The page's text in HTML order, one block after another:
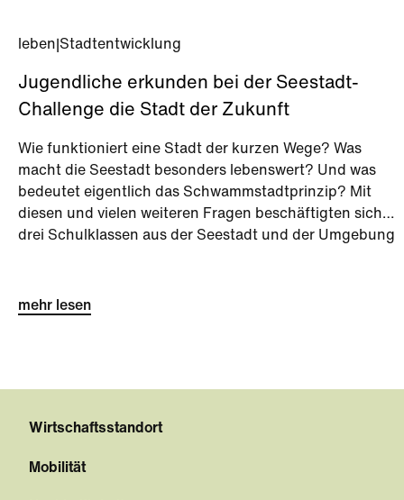
leben Stadtentwicklung
Jugendliche erkunden bei der Seestadt-
Challenge die Stadt der Zukunft
Wie funktioniert eine Stadt der kurzen Wege? Was
macht die Seestadt besonders lebenswert? Und was
bedeutet eigentlich das Schwammstadtprinzip? Mit
diesen und vielen weiteren Fragen beschäftigten sich
drei Schulklassen aus der Seestadt und der Umgebung
mehr lesen
Wirtschaftsstandort
Mobilität